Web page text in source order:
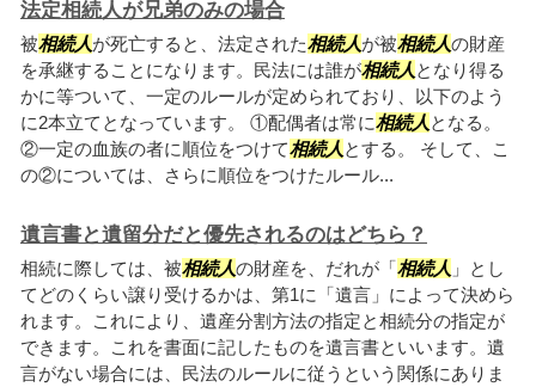
法定相続人が兄弟のみの場合
被相続人が死亡すると、法定された相続人が被相続人の財産
を承継することになります。民法には誰が相続人 となり得る
かに等ついて、一定のルールが定められており、以下のよう
に2本立てとなっています。 ①配偶者は常に相続人 となる。
②一定の血族の者に順位をつけて相続人 とする。 そして、こ
の②については、さらに順位をつけたルール...
遺言書と遺留分だと優先されるのはどちら？
相続に際しては、被相続人の財産を、だれが「相続人 」とし
てどのくらい譲り受けるかは、第1に「遺言」によって決めら
れます。これにより、遺産分割方法の指定と相続分の指定が
できます。これを書面に記したものを遺言書といいます。遺
言がない場合には、民法のルールに従うという関係にありま